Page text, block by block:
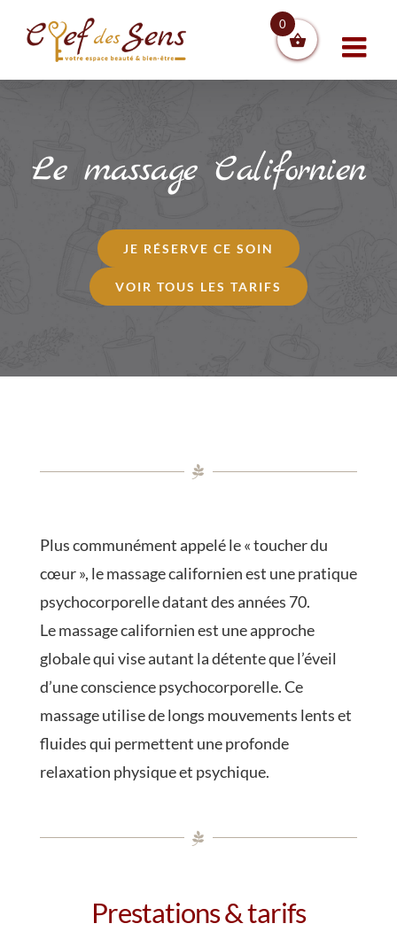
Le massage Californien
JE RÉSERVE CE SOIN
VOIR TOUS LES TARIFS
Plus communément appelé le « toucher du
cœur », le massage californien est une pratique
psychocorporelle datant des années 70.
Le massage californien est une approche
globale qui vise autant la détente que l’éveil
d’une conscience psychocorporelle. Ce
massage utilise de longs mouvements lents et
fluides qui permettent une profonde
relaxation physique et psychique.
Prestations & tarifs
0